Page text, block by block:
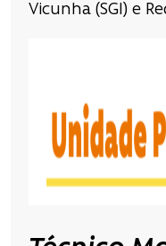
Vicunha (SGI) e